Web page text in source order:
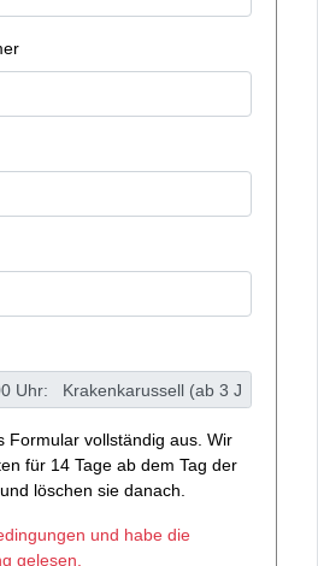
Formular vollständig aus. Wir
für 14 Tage ab dem Tag der
löschen sie danach.
und habe die
gelesen.